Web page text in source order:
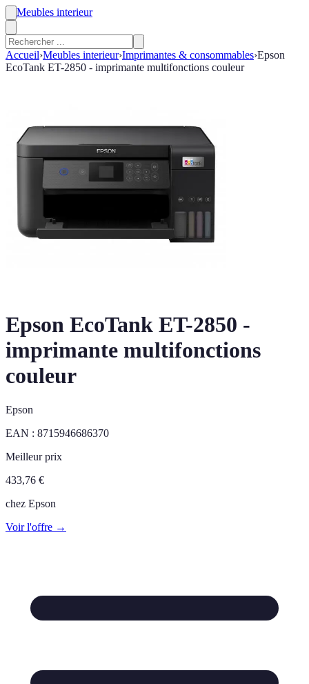
Meubles interieur
Accueil›Meubles interieur›Imprimantes & consommables›Epson
EcoTank ET-2850 - imprimante multifonctions couleur
Epson EcoTank ET-2850 -
imprimante multifonctions
couleur
Epson
EAN : 8715946686370
Meilleur prix
433,76 €
chez Epson
Voir l'offre →